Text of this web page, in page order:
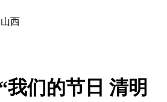
西
我们的节日 清明